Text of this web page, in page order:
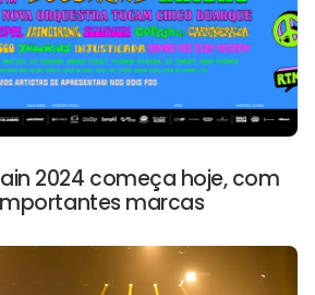
2024 começa hoje, com
marcas